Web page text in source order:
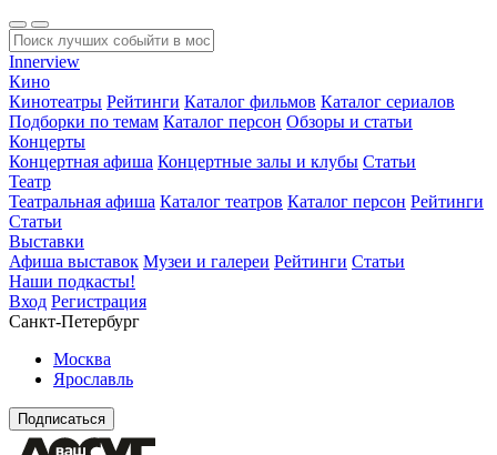
Innerview
Кино
Кинотеатры Рейтинги Каталог фильмов Каталог сериалов
Подборки по темам Каталог персон Обзоры и статьи
Концерты
Концертная афиша Концертные залы и клубы Статьи
Театр
Театральная афиша Каталог театров Каталог персон Рейтинги
Статьи
Выставки
Афиша выставок Музеи и галереи Рейтинги Статьи
Наши подкасты!
Вход Регистрация
Санкт-Петербург
Москва
Ярославль
Подписаться